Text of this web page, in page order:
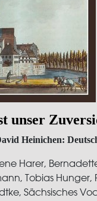
unser
Heinichen:
Harer,
Tobias Hunger,
Sächsisches